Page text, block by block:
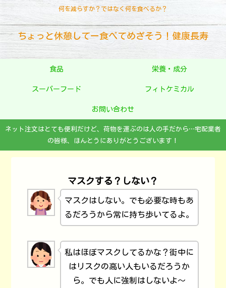
何を減らすか？ではなく何を食べるか？
ちょっと休憩してー食べてめざそう！健康長寿
食品 栄養・成分
スーパーフード フィトケミカル
お問い合わせ
ネット注文はとても便利だけど、荷物を運ぶのは人の手だから…宅配業者
の皆様、ほんとうにありがとうございます！
マスクする？しない？
マスクはしない。でも必要な時もあ
るだろうから常に持ち歩いてるよ。
私はほぼマスクしてるかな？街中に
はリスクの高い人もいるだろうか
ら。でも人に強制はしないよ～